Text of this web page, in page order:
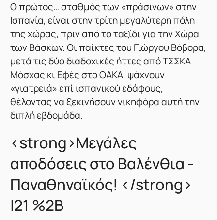
Ο πρώτος… σταθμός των «πράσινων» στην
Ισπανία, είναι στην τρίτη μεγαλύτερη πόλη
της χώρας, πριν από το ταξίδι για την Χώρα
των Βάσκων. Οι παίκτες του Γιώργου Βόβορα,
μετά τις δύο διαδοχικές ήττες από ΤΣΣΚΑ
Μόσχας κι Εφές στο ΟΑΚΑ, ψάχνουν
«γιατρειά» επί ισπανικού εδάφους,
θέλοντας να ξεκινήσουν νικηφόρα αυτή την
διπλή εβδομάδα.
<strong>Μεγάλες
αποδόσεις στο Βαλένθια -
Παναθηναϊκός! </strong>
|21 %2B